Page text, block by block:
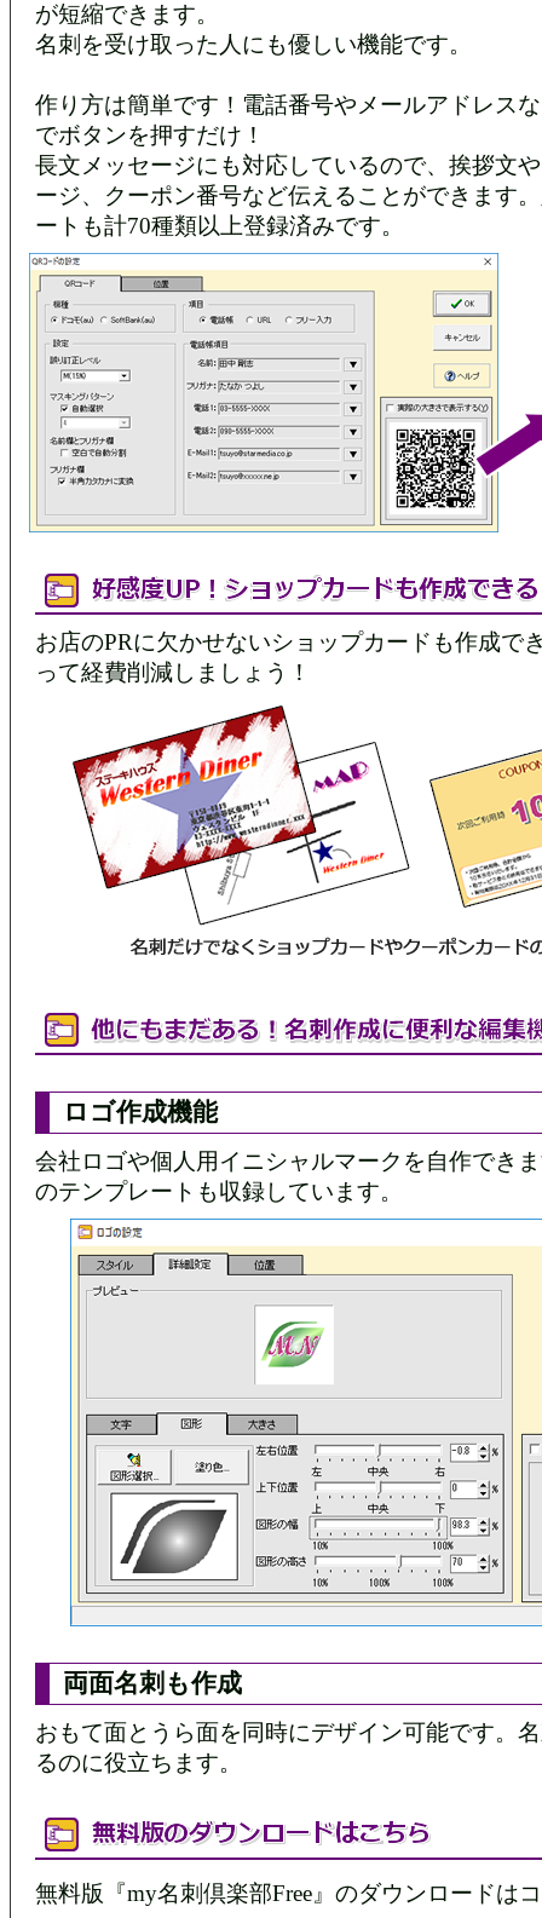
が短縮できます。
名刺を受け取った人にも優しい機能です。
作り方は簡単です！電話番号やメールアドレス
でボタンを押すだけ！
長文メッセージにも対応しているので、挨拶文
ージ、クーポン番号など伝えることができます
ートも計70種類以上登録済みです。
お店のPRに欠かせないショップカードも作成で
って経費削減しましょう！
ロゴ作成機能
会社ロゴや個人用イニシャルマークを自作でき
のテンプレートも収録しています。
両面名刺も作成
おもて面とうら面を同時にデザイン可能です。
るのに役立ちます。
無料版『my名刺倶楽部Free』のダウンロードは